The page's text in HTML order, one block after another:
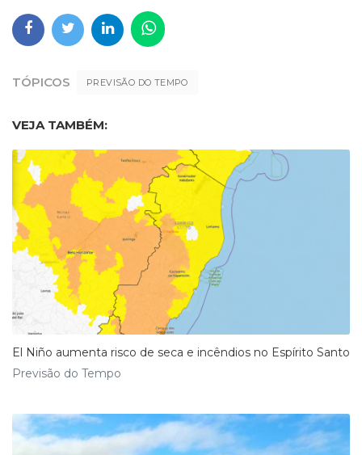
TÓPICOS PREVISÃO DO TEMPO
VEJA TAMBÉM:
El Niño aumenta risco de seca e incêndios no Espírito Santo
Previsão do Tempo